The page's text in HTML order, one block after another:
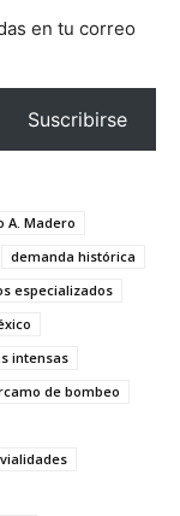
en tu correo
Suscribirse
A. Madero
demanda histórica
especializados
intensas
de bombeo